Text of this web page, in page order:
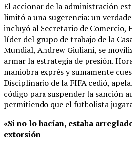
El accionar de la administración
limitó a una sugerencia: un
incluyó al Secretario de Comercio,
líder del grupo de trabajo de la
Mundial, Andrew Giuliani, se
armar la estrategia de presión.
maniobra exprés y sumamente
Disciplinario de la FIFA cedió,
código para suspender la sanción
permitiendo que el futbolista
«Si no lo hacían, estaba
extorsión